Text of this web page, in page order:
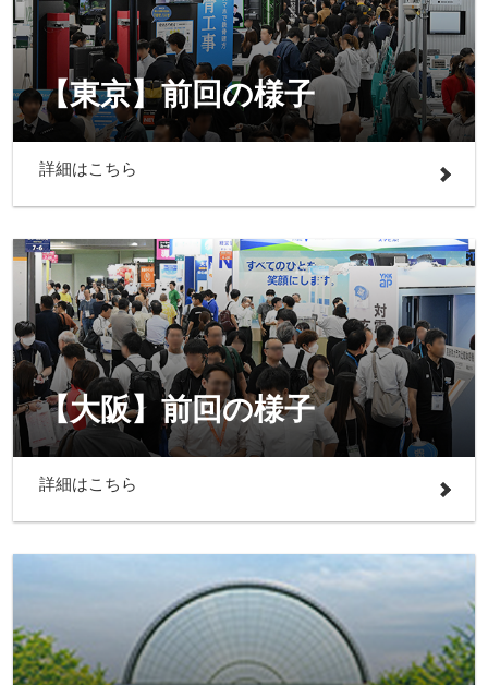
【東京】前回の様子
詳細はこちら
【大阪】前回の様子
詳細はこちら